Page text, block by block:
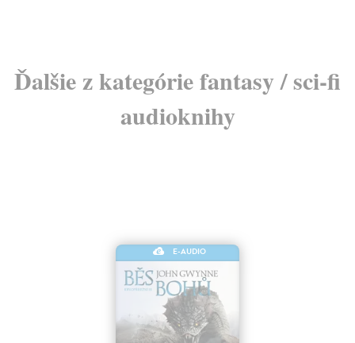
Ďalšie z kategórie fantasy / sci-fi
audioknihy
E-AUDIO